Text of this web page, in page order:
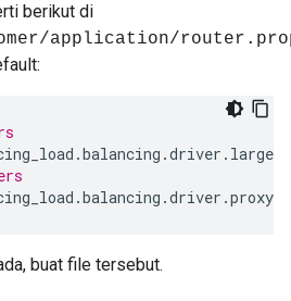
berikut di
application/
.balancing .driver . large
.balancing .driver .proxy
buat file tersebut.